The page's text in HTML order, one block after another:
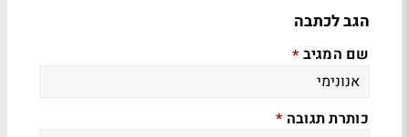
הגב לכתבה
שם המגיב *
כותרת תגובה *